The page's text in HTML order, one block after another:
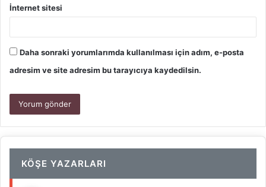
İnternet sitesi
Daha sonraki yorumlarımda kullanılması için adım, e-posta
adresim ve site adresim bu tarayıcıya kaydedilsin.
KÖŞE YAZARLARI